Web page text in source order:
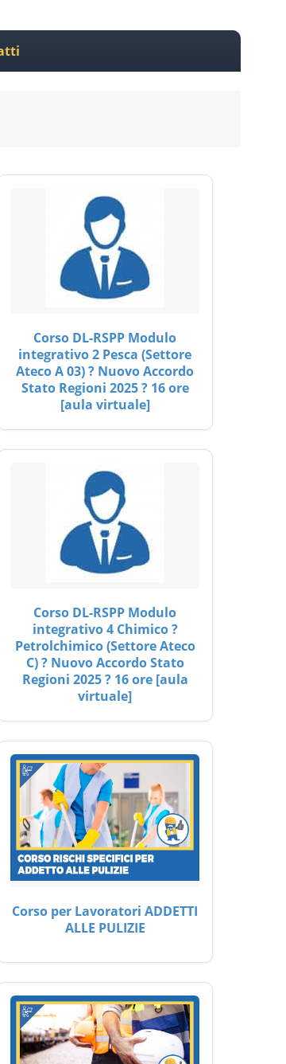
Corso DL-RSPP Modulo
integrativo 2 Pesca (Settore
Ateco A 03) ? Nuovo Accordo
Stato Regioni 2025 ? 16 ore
[aula virtuale]
Corso DL-RSPP Modulo
integrativo 4 Chimico ?
Petrolchimico (Settore Ateco
C) ? Nuovo Accordo Stato
Regioni 2025 ? 16 ore [aula
virtuale]
Corso per Lavoratori ADDETTI
ALLE PULIZIE